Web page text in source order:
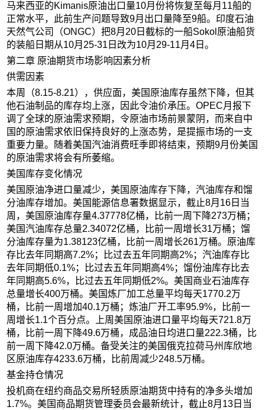
马来西亚的Kimanis原油出口量10月份将恢复至每月11船的
正常水平，此前生产问题导致9月出口量降至9船。印度石油
天然气公司（ONGC）把8月20日截标的一船Sokol原油船货
的装船日期从10月25-31日改为10月29-11月4日。
第二章 原油期货市场影响因素分析
供需因素
本周（8.15-8.21），供应面，美国原油库存虽然下降，但其
他石油制品的库存均上涨，因此令油价承压。OPEC月报下
调了全球的原油需求预期，令原油市场前景蒙阴，而来自中
国的原油需求依旧保持良好的上涨态势，是提振市场的一支
重要力量。随着美国汽油消费旺季即将结束，预期9月份美国
的原油需求将会有所萎缩。
美国库存变化情况
美国原油净进口量减少，美国原油库存下降，汽油库存和馏
分油库存增加。美国能源信息署数据显示，截止8月16日当
周，美国原油库存量4.37778亿桶，比前一周下降273万桶；
美国汽油库存总量2.34072亿桶，比前一周增长31万桶；馏
分油库存量为1.38123亿桶，比前一周增长261万桶。原油库
存比去年同期高7.2%；比过去五年同期高2%；汽油库存比
去年同期低0.1%；比过去五年同期高4%；馏份油库存比去
年同期高5.6%，比过去五年同期低2%。美国商业石油库存
总量增长400万桶。美国炼厂加工总量平均每天1770.2万
桶，比前一周增加40.1万桶；炼油厂开工率95.9%，比前一
周增长1.1个百分点。上周美国原油进口量平均每天721.8万
桶，比前一周下降49.6万桶，成品油日均进口量222.3桶，比
前一周下降42.0万桶。备受关注的美国俄克拉荷马州库欣地
区原油库存4233.6万桶，比前周减少248.5万桶。
基金持仓情况
投机商在纽约商品交易所轻质原油期货中持有的净多头增加
1.7%。美国商品期货管理委员会最新统计，截止8月13日当